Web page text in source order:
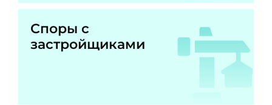
Споры с
застройщиками